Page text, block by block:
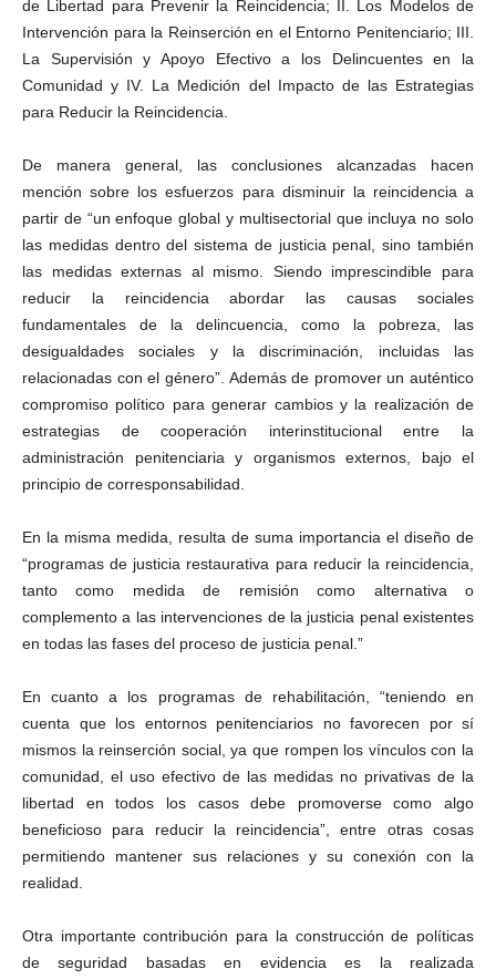
de Libertad para Prevenir la Reincidencia; II. Los Modelos de
Intervención para la Reinserción en el Entorno Penitenciario; III.
La Supervisión y Apoyo Efectivo a los Delincuentes en la
Comunidad y IV. La Medición del Impacto de las Estrategias
para Reducir la Reincidencia.
De manera general, las conclusiones alcanzadas hacen
mención sobre los esfuerzos para disminuir la reincidencia a
partir de “un enfoque global y multisectorial que incluya no solo
las medidas dentro del sistema de justicia penal, sino también
las medidas externas al mismo. Siendo imprescindible para
reducir la reincidencia abordar las causas sociales
fundamentales de la delincuencia, como la pobreza, las
desigualdades sociales y la discriminación, incluidas las
relacionadas con el género”. Además de promover un auténtico
compromiso político para generar cambios y la realización de
estrategias de cooperación interinstitucional entre la
administración penitenciaria y organismos externos, bajo el
principio de corresponsabilidad.
En la misma medida, resulta de suma importancia el diseño de
“programas de justicia restaurativa para reducir la reincidencia,
tanto como medida de remisión como alternativa o
complemento a las intervenciones de la justicia penal existentes
en todas las fases del proceso de justicia penal.”
En cuanto a los programas de rehabilitación, “teniendo en
cuenta que los entornos penitenciarios no favorecen por sí
mismos la reinserción social, ya que rompen los vínculos con la
comunidad, el uso efectivo de las medidas no privativas de la
libertad en todos los casos debe promoverse como algo
beneficioso para reducir la reincidencia”, entre otras cosas
permitiendo mantener sus relaciones y su conexión con la
realidad.
Otra importante contribución para la construcción de políticas
de seguridad basadas en evidencia es la realizada